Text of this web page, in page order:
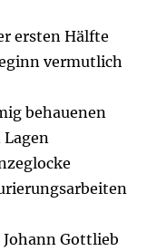
ersten Hälfte
vermutlich
behauenen
Johann Gottlieb